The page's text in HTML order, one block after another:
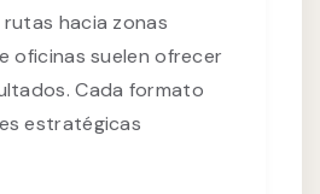
hacia zonas
oficinas suelen ofrecer
Cada formato
estratégicas